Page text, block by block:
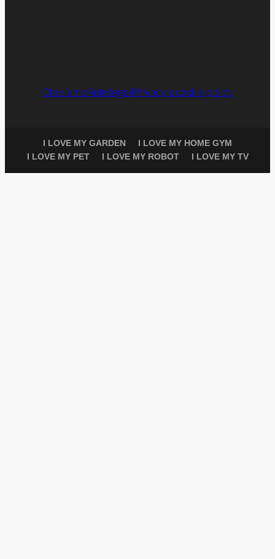
Chi siamoNote legaliPrivacy e cookie policy
I LOVE MY GARDEN
I LOVE MY HOME GYM
I LOVE MY PET
I LOVE MY ROBOT I LOVE MY TV